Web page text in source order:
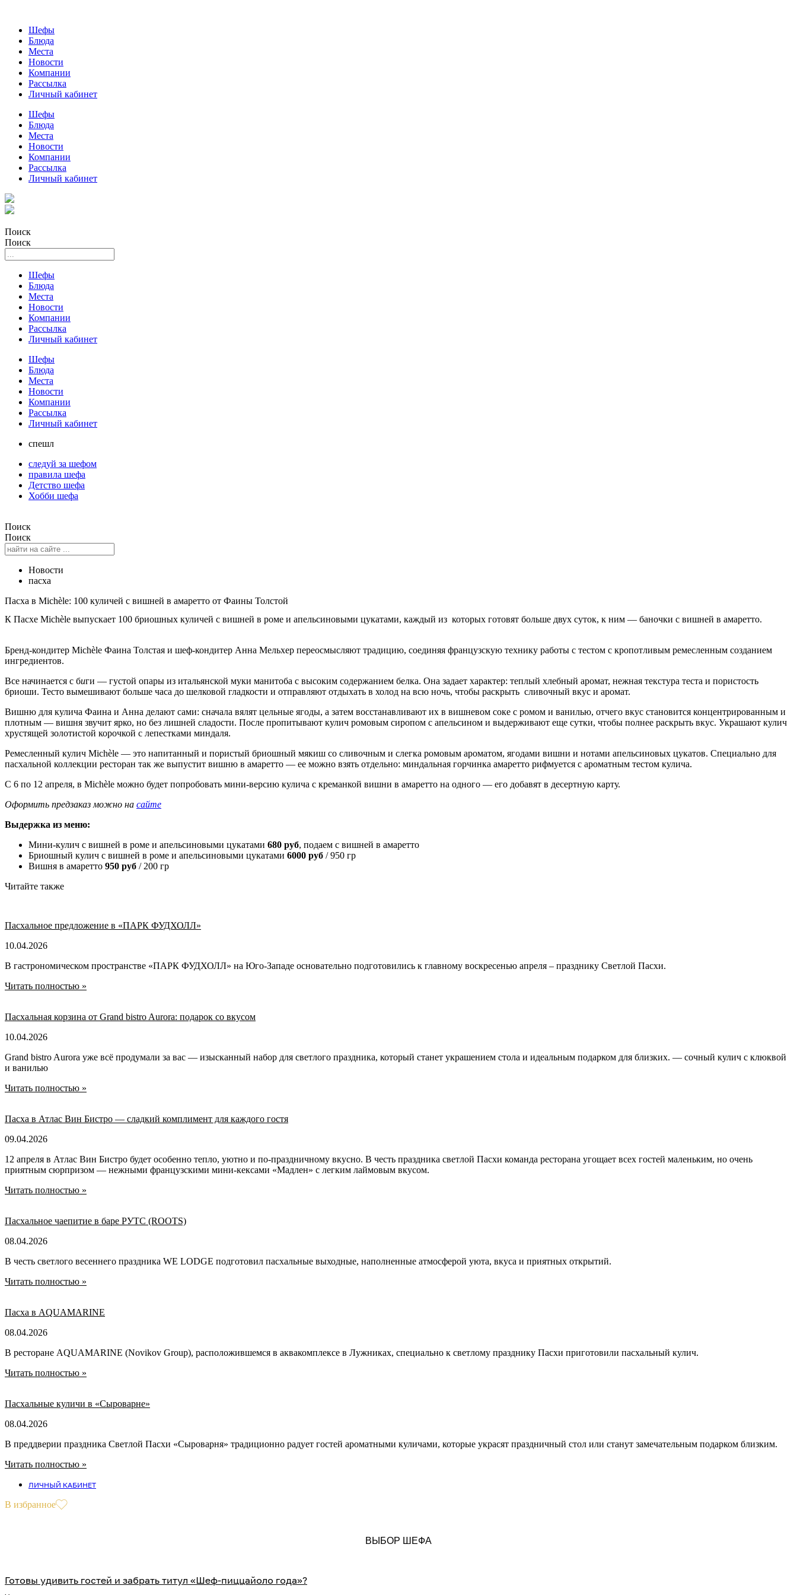
Шефы
Блюда
Места
Новости
Компании
Рассылка
Личный кабинет
Шефы
Блюда
Места
Новости
Компании
Рассылка
Личный кабинет
Поиск
Поиск
Шефы
Блюда
Места
Новости
Компании
Рассылка
Личный кабинет
Шефы
Блюда
Места
Новости
Компании
Рассылка
Личный кабинет
спешл
следуй за шефом
правила шефа
Детство шефа
Хобби шефа
Поиск
Поиск
Новости
пасха
Пасха в Michèle: 100 куличей с вишней в амаретто от Фаины Толстой
К Пасхе Michèle выпускает 100 бриошных куличей с вишней в роме и апельсиновыми цукатами, каждый из которых готовят больше двух суток, к ним — баночки с вишней в амаретто.
Бренд-кондитер Michèle Фаина Толстая и шеф-кондитер Анна Мельхер переосмысляют традицию, соединяя французскую технику работы с тестом с кропотливым ремесленным созданием
ингредиентов.
Все начинается с биги — густой опары из итальянской муки манитоба с высоким содержанием белка. Она задает характер: теплый хлебный аромат, нежная текстура теста и пористость
бриоши. Тесто вымешивают больше часа до шелковой гладкости и отправляют отдыхать в холод на всю ночь, чтобы раскрыть сливочный вкус и аромат.
Вишню для кулича Фаина и Анна делают сами: сначала вялят цельные ягоды, а затем восстанавливают их в вишневом соке с ромом и ванилью, отчего вкус становится концентрированным и
плотным — вишня звучит ярко, но без лишней сладости. После пропитывают кулич ромовым сиропом с апельсином и выдерживают еще сутки, чтобы полнее раскрыть вкус. Украшают кулич
хрустящей золотистой корочкой с лепестками миндаля.
Ремесленный кулич Michèle — это напитанный и пористый бриошный мякиш со сливочным и слегка ромовым ароматом, ягодами вишни и нотами апельсиновых цукатов. Специально для
пасхальной коллекции ресторан так же выпустит вишню в амаретто — ее можно взять отдельно: миндальная горчинка амаретто рифмуется с ароматным тестом кулича.
С 6 по 12 апреля, в Michèle можно будет попробовать мини-версию кулича с креманкой вишни в амаретто на одного — его добавят в десертную карту.
Оформить предзаказ можно на сайте
Выдержка из меню:
Мини-кулич с вишней в роме и апельсиновыми цукатами 680 руб, подаем с вишней в амаретто
Бриошный кулич с вишней в роме и апельсиновыми цукатами 6000 руб / 950 гр
Вишня в амаретто 950 руб / 200 гр
Читайте также
Пасхальное предложение в «ПАРК ФУДХОЛЛ»
10.04.2026
В гастрономическом пространстве «ПАРК ФУДХОЛЛ» на Юго-Западе основательно подготовились к главному воскресенью апреля – празднику Светлой Пасхи.
Читать полностью »
Пасхальная корзина от Grand bistro Aurora: подарок со вкусом
10.04.2026
Grand bistro Aurora уже всё продумали за вас — изысканный набор для светлого праздника, который станет украшением стола и идеальным подарком для близких. — сочный кулич с клюквой
и ванилью
Читать полностью »
Пасха в Атлас Вин Бистро — сладкий комплимент для каждого гостя
09.04.2026
12 апреля в Атлас Вин Бистро будет особенно тепло, уютно и по-праздничному вкусно. В честь праздника светлой Пасхи команда ресторана угощает всех гостей маленьким, но очень
приятным сюрпризом — нежными французскими мини-кексами «Мадлен» с легким лаймовым вкусом.
Читать полностью »
Пасхальное чаепитие в баре РУТС (ROOTS)
08.04.2026
В честь светлого весеннего праздника WE LODGE подготовил пасхальные выходные, наполненные атмосферой уюта, вкуса и приятных открытий.
Читать полностью »
Пасха в AQUAMARINE
08.04.2026
В ресторане AQUAMARINE (Novikov Group), расположившемся в аквакомплексе в Лужниках, специально к светлому празднику Пасхи приготовили пасхальный кулич.
Читать полностью »
Пасхальные куличи в «Сыроварне»
08.04.2026
В преддверии праздника Светлой Пасхи «Сыроварня» традиционно радует гостей ароматными куличами, которые украсят праздничный стол или станут замечательным подарком близким.
Читать полностью »
ЛИЧНЫЙ КАБИНЕТ
В избранное
ВЫБОР ШЕФА
Готовы удивить гостей и забрать титул «Шеф-пиццайоло года»?